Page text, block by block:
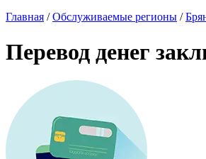
Главная /Обслуживаемые регионы /
Перевод денег